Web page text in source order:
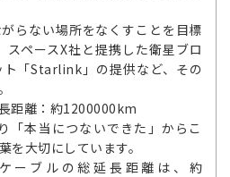
らない場所をなくすことを目標
スペースX社と提携した衛星ブロ
「Starlink」の提供など、その
距離：約1200000km
「本当につないできた」からこ
を大切にしています。
ーブルの総延長距離は、約